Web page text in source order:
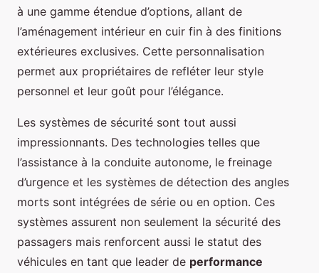
à une gamme étendue d’options, allant de
l’aménagement intérieur en cuir fin à des finitions
extérieures exclusives. Cette personnalisation
permet aux propriétaires de refléter leur style
personnel et leur goût pour l’élégance.
Les systèmes de sécurité sont tout aussi
impressionnants. Des technologies telles que
l’assistance à la conduite autonome, le freinage
d’urgence et les systèmes de détection des angles
morts sont intégrées de série ou en option. Ces
systèmes assurent non seulement la sécurité des
passagers mais renforcent aussi le statut des
véhicules en tant que leader de performance